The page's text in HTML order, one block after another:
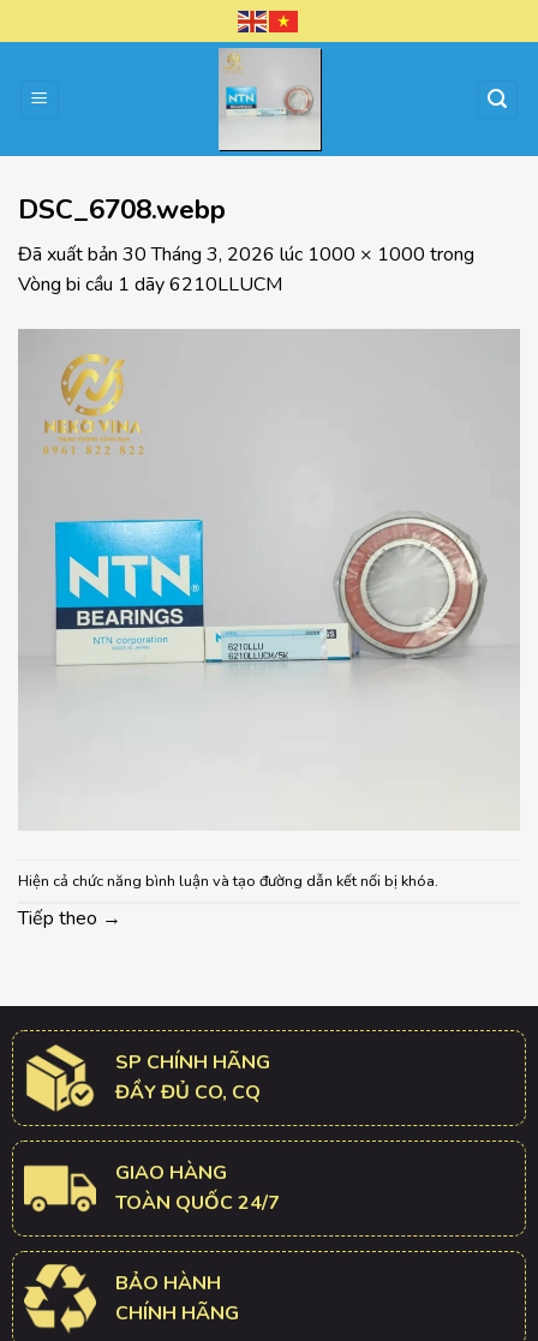
đến
dung
DSC_6708.webp
Đã xuất bản 30 Tháng 3, 2026 lúc 1000 × 1000 trong
Vòng bi cầu 1 dãy 6210LLUCM
Hiện cả chức năng bình luận và tạo đường dẫn kết nối bị khóa.
Tiếp theo →
SP CHÍNH HÃNG
ĐẦY ĐỦ CO, CQ
GIAO HÀNG
TOÀN QUỐC 24/7
BẢO HÀNH
CHÍNH HÃNG